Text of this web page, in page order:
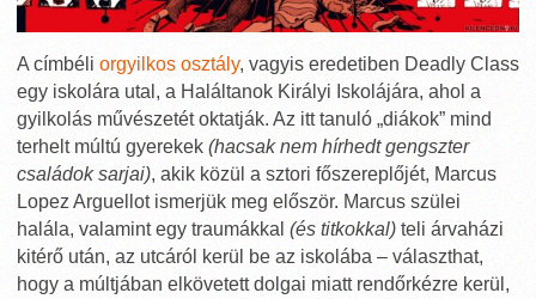
A címbéli orgyilkos osztály, vagyis eredetiben Deadly Class
egy iskolára utal, a Haláltanok Királyi Iskolájára, ahol a
gyilkolás művészetét oktatják. Az itt tanuló „diákok” mind
terhelt múltú gyerekek (hacsak nem hírhedt gengszter
családok sarjai), akik közül a sztori főszereplőjét, Marcus
Lopez Arguellot ismerjük meg először. Marcus szülei
halála, valamint egy traumákkal (és titkokkal) teli árvaházi
kitérő után, az utcáról kerül be az iskolába – választhat,
hogy a múltjában elkövetett dolgai miatt rendőrkézre kerül,